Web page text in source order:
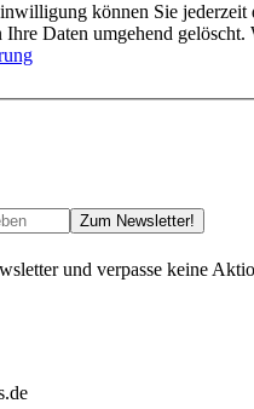
können Sie
Daten umgehend
Zum Newsletter!
und verpasse keine